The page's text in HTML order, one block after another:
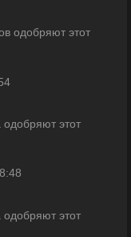
одобряют этот
одобряют этот
одобряют этот